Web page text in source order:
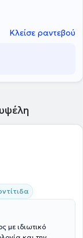
Κλείσε ραντεβού
με ιδιωτικό